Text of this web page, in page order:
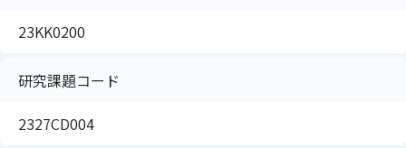
23KK0200
研究課題コード
2327CD004